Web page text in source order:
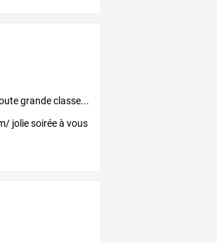
grande classe...
jolie soirée à vous